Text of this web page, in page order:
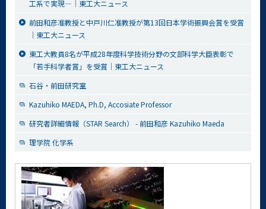
工系で実現―│東工大ニュース
前田和彦准教授と中戸川仁准教授が第13回日本学術振興会賞を受賞
│東工大ニュース
東工大教員8名が平成28年度科学技術分野の文部科学大臣表彰で
「若手科学者賞」を受賞│東工大ニュース
石谷・前田研究室
Kazuhiko MAEDA, Ph.D, Accosiate Professor
研究者詳細情報（STAR Search） - 前田和彦 Kazuhiko Maeda
理学院 化学系